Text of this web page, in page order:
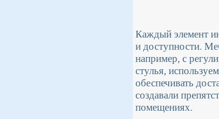
Каждый элемент
и доступности.
например, с
стулья,
обеспечивать
создавали
помещениях.